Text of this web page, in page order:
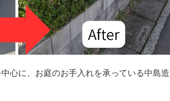
心に、お庭のお手入れを承っている中島造